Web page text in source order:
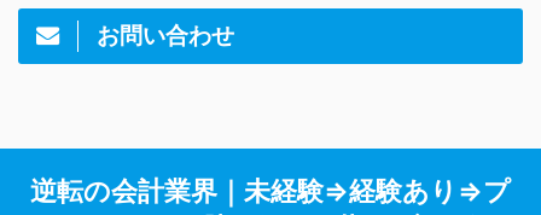
お問い合わせ
逆転の会計業界｜未経験⇒経験あり⇒プ